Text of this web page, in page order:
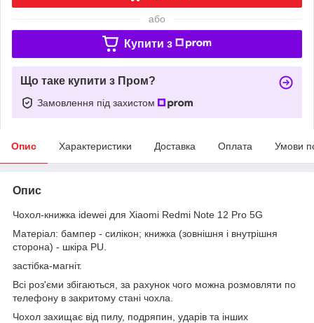
або
Купити з
Що таке купити з Пром?
Замовлення під захистом
Опис Характеристики Доставка Оплата Умови
Опис
Чохол-книжка idewei для Xiaomi Redmi Note 12 Pro 5G
Матеріал: бампер - силікон; книжка (зовнішня і внутрішня
сторона) - шкіра PU.
застібка-магніт.
Всі роз'єми збігаються, за рахунок чого можна розмовляти по
телефону в закритому стані чохла.
Чохол захищає від пилу, подряпин, ударів та інших